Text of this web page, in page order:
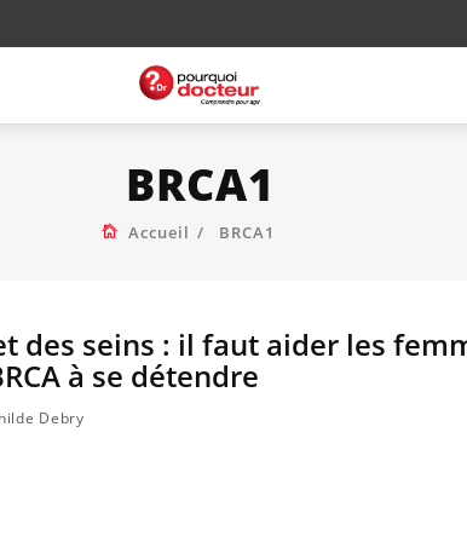
BRCA1
Accueil BRCA1
des seins : il faut aider les
à se détendre
Debry